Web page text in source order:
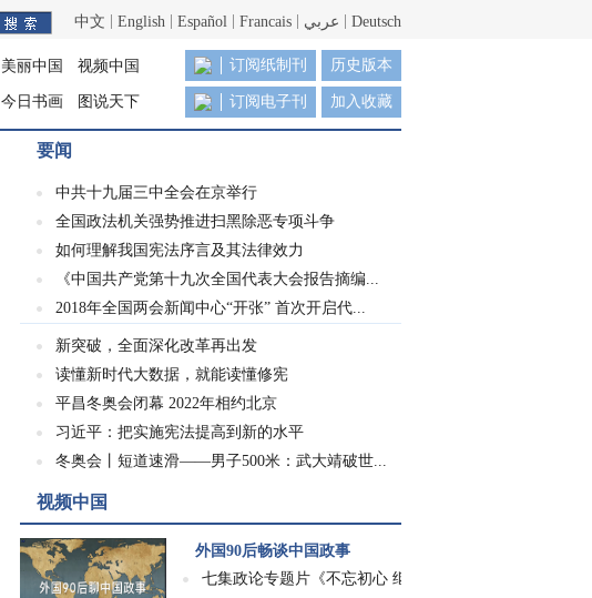
中文 English Español Francais عربي Deutsch
美丽中国 视频中国
今日书画 图说天下
订阅纸制刊 历史版本
订阅电子刊 加入收藏
要闻
中共十九届三中全会在京举行
全国政法机关强势推进扫黑除恶专项斗争
如何理解我国宪法序言及其法律效力
《中国共产党第十九次全国代表大会报告摘编...
2018年全国两会新闻中心“开张” 首次开启代...
新突破，全面深化改革再出发
读懂新时代大数据，就能读懂修宪
平昌冬奥会闭幕 2022年相约北京
习近平：把实施宪法提高到新的水平
冬奥会丨短道速滑——男子500米：武大靖破世...
视频中国
外国90后畅谈中国政事
七集政论专题片《不忘初心 继续前进》